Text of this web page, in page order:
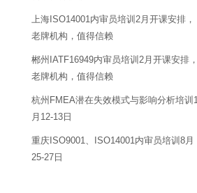
上海ISO14001内审员培训2月开课安排，
老牌机构，值得信赖
郴州IATF16949内审员培训2月开课安排，
老牌机构，值得信赖
杭州FMEA潜在失效模式与影响分析培训1
月12-13日
重庆ISO9001、ISO14001内审员培训8月
25-27日